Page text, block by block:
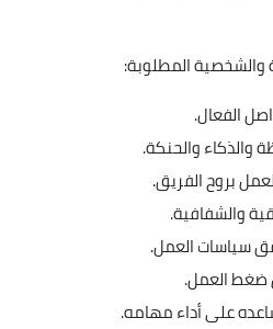
والشخصية المطلوبة:
الفعال.
والذكاء والحنكة.
بروح الفريق.
والشفافية.
سياسات العمل.
العمل.
على أداء مهامه.